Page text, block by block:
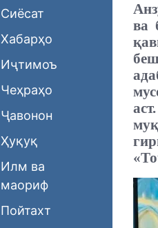
Сиёсат
Хабарҳо
Иҷтимоъ
Чеҳраҳо
Ҷавонон
Ҳуқуқ
Илм ва
маориф
Пойтахт
ва